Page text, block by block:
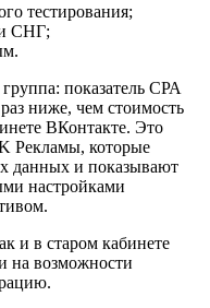
тестирования;
и СНГ;
показатель СРА
ниже, чем стоимость
ВКонтакте. Это
Рекламы, которые
данных и показывают
настройками
и в старом кабинете
на возможности